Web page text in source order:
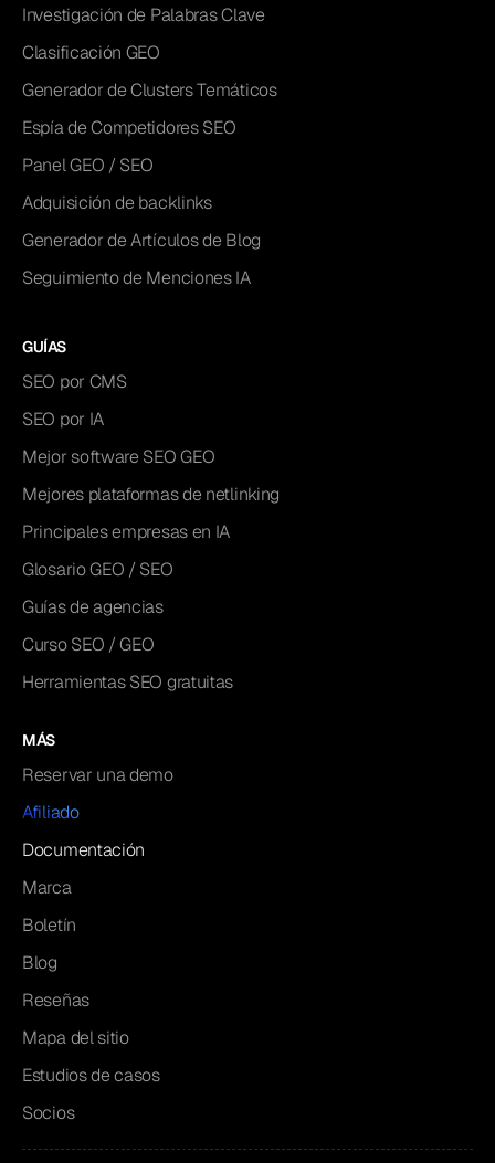
Investigación de Palabras Clave
Clasificación GEO
Generador de Clusters Temáticos
Espía de Competidores SEO
Panel GEO / SEO
Adquisición de backlinks
Generador de Artículos de Blog
Seguimiento de Menciones IA
GUÍAS
SEO por CMS
SEO por IA
Mejor software SEO GEO
Mejores plataformas de netlinking
Principales empresas en IA
Glosario GEO / SEO
Guías de agencias
Curso SEO / GEO
Herramientas SEO gratuitas
MÁS
Reservar una demo
Afiliado
Documentación
Marca
Boletín
Blog
Reseñas
Mapa del sitio
Estudios de casos
Socios